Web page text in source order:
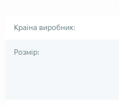
Країна виробник:
Розмір: